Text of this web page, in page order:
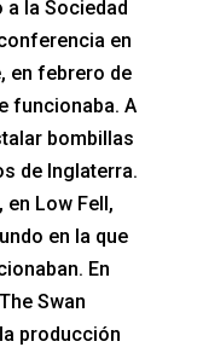
a la Sociedad
en
en febrero de
funcionaba. A
bombillas
de Inglaterra.
en Low Fell,
en la que
En
Swan
producción